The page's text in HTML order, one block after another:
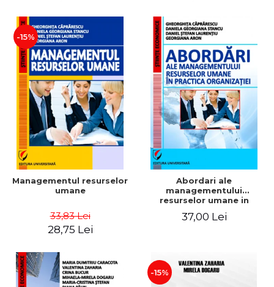
-15%
Managementul resurselor
umane
33,83 Lei
28,75 Lei
Abordari ale
managementului
resurselor umane in
37,00 Lei
-15%